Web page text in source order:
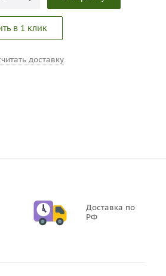
в 1 клик
доставку
Доставка по
РФ